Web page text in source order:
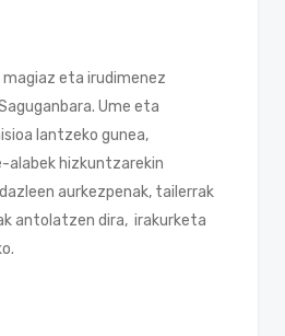
magiaz eta irudimenez
Ume eta
lantzeko gunea,
alabek hizkuntzarekin
aurkezpenak, tailerrak
antolatzen dira, irakurketa